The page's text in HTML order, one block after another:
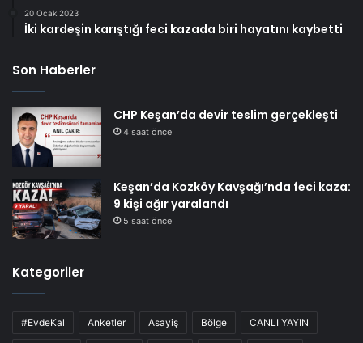
20 Ocak 2023
İki kardeşin karıştığı feci kazada biri hayatını kaybetti
Son Haberler
CHP Keşan’da devir teslim gerçekleşti
4 saat önce
Keşan’da Kozköy Kavşağı’nda feci kaza:
9 kişi ağır yaralandı
5 saat önce
Kategoriler
#EvdeKal Anketler Asayiş Bölge CANLI YAYIN